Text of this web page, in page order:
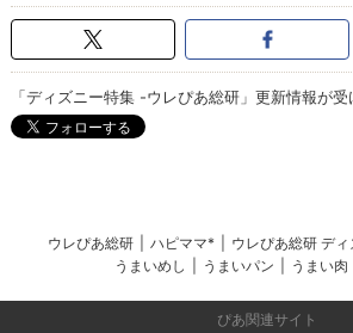
「ディズニー特集 -ウレぴあ総研」更新情報が受
ウレぴあ総研 ハピママ* ウレぴあ総研 デ
うまいめし
うまいパン うまい肉
ぴあ関連サイト